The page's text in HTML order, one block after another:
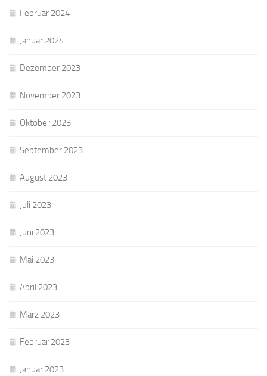
Februar 2024
Januar 2024
Dezember 2023
November 2023
Oktober 2023
September 2023
August 2023
Juli 2023
Juni 2023
Mai 2023
April 2023
März 2023
Februar 2023
Januar 2023